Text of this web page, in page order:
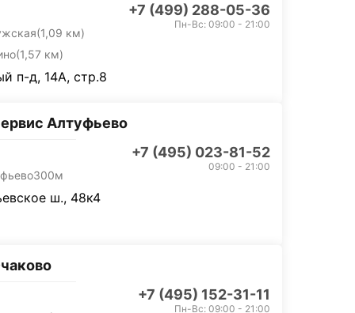
+7 (499) 288-05-36
(1,09 км)
(1,57 км)
Пн-Вс: 09:00 - 21:00
п-д, 14А, стр.8
Алтуфьево
+7 (495) 023-81-52
300м
09:00 - 21:00
ш., 48к4
+7 (495) 152-31-11
Пн-Вс: 09:00 - 21:00